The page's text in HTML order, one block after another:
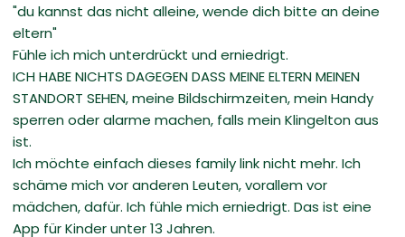
"du kannst das nicht alleine, wende dich bitte an deine
eltern"
Fühle ich mich unterdrückt und erniedrigt.
ICH HABE NICHTS DAGEGEN DASS MEINE ELTERN MEINEN
STANDORT SEHEN, meine Bildschirmzeiten, mein Handy
sperren oder alarme machen, falls mein Klingelton aus
ist.
Ich möchte einfach dieses family link nicht mehr. Ich
schäme mich vor anderen Leuten, vorallem vor
mädchen, dafür. Ich fühle mich erniedrigt. Das ist eine
App für Kinder unter 13 Jahren.